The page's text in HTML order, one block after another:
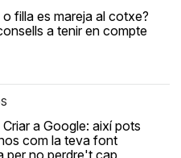
o filla es mareja al cotxe?
a tenir en compte
a Google: així pots
com la teva font